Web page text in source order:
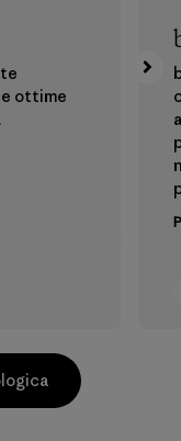
ottime